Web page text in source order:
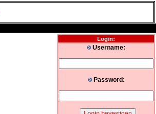
Login:
Username:
Password: